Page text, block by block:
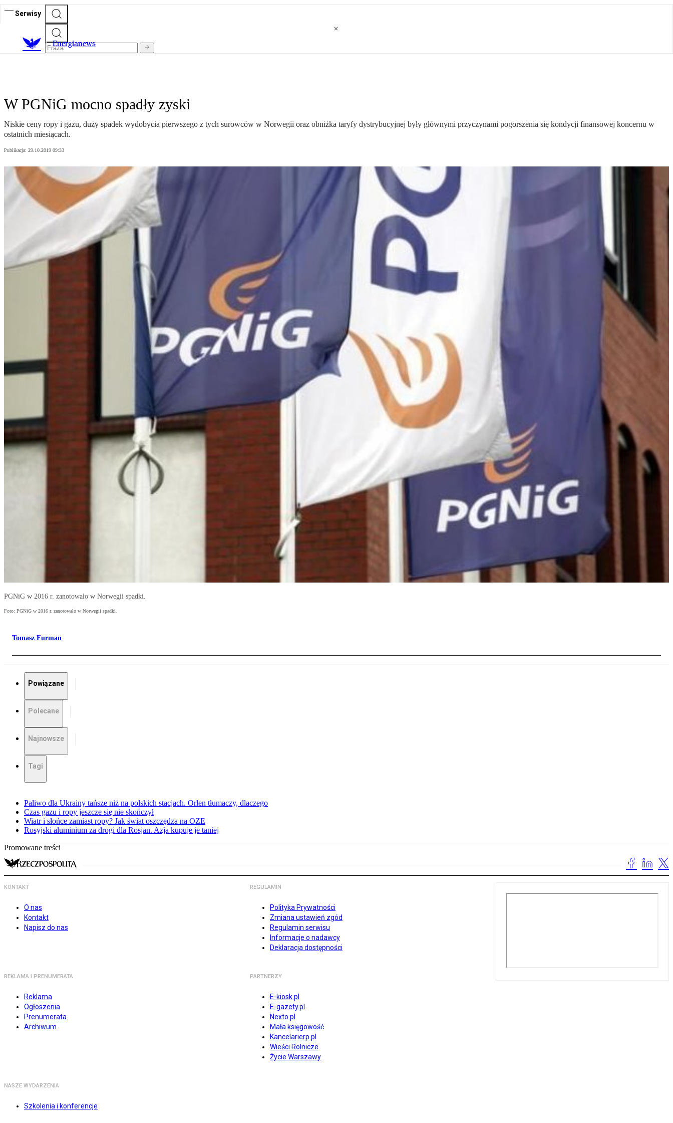
Serwisy
Energianews
W PGNiG mocno spadły zyski
Niskie ceny ropy i gazu, duży spadek wydobycia pierwszego z tych surowców w Norwegii oraz obniżka taryfy dystrybucyjnej były głównymi przyczynami pogorszenia się kondycji finansowej koncernu w
ostatnich miesiącach.
Publikacja: 29.10.2019 09:33
PGNiG w 2016 r. zanotowało w Norwegii spadki.
Foto: PGNiG w 2016 r. zanotowało w Norwegii spadki.
Tomasz Furman
Powiązane
Polecane
Najnowsze
Tagi
Paliwo dla Ukrainy tańsze niż na polskich stacjach. Orlen tłumaczy, dlaczego
Czas gazu i ropy jeszcze się nie skończył
Wiatr i słońce zamiast ropy? Jak świat oszczędza na OZE
Rosyjski aluminium za drogi dla Rosjan. Azja kupuje je taniej
Promowane treści
KONTAKT
O nas
Kontakt
Napisz do nas
REGULAMIN
Polityka Prywatności
Zmiana ustawień zgód
Regulamin serwisu
Informacje o nadawcy
Deklaracja dostępności
REKLAMA I PRENUMERATA
Reklama
Ogłoszenia
Prenumerata
Archiwum
PARTNERZY
E-kiosk.pl
E-gazety.pl
Nexto.pl
Mała księgowość
Kancelarierp.pl
Wieści Rolnicze
Życie Warszawy
NASZE WYDARZENIA
Szkolenia i konferencje